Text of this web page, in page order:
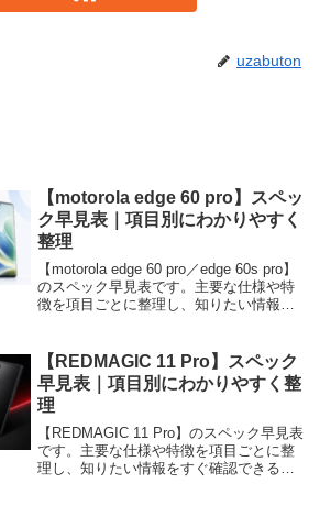
uzabuton
【motorola edge 60 pro】スペッ
ク早見表｜項目別にわかりやすく
整理
【motorola edge 60 pro／edge 60s pro】
のスペック早見表です。主要な仕様や特
徴を項目ごとに整理し、知りたい情報を
【REDMAGIC 11 Pro】スペック
早見表｜項目別にわかりやすく整
理
【REDMAGIC 11 Pro】のスペック早見表
です。主要な仕様や特徴を項目ごとに整
理し、知りたい情報をすぐ確認できるよ